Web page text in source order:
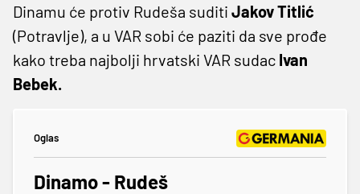
Dinamu će protiv Rudeša suditi Jakov Titlić
(Potravlje), a u VAR sobi će paziti da sve prođe
kako treba najbolji hrvatski VAR sudac Ivan
Bebek.
Oglas
Dinamo - Rudeš